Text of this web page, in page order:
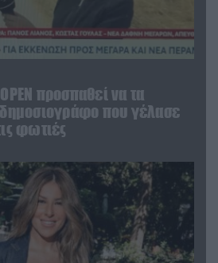
προσπαθεί να τα
δημοσιογράφο που γέλασε
φωτιές